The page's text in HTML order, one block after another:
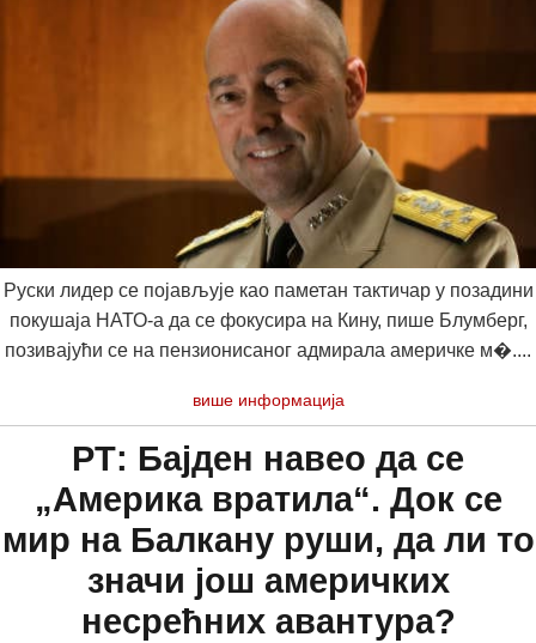
Руски лидер се појављује као паметан тактичар у позадини
покушаја НАТО-а да се фокусира на Кину, пише Блумберг,
позивајући се на пензионисаног адмирала америчке м�....
више информација
РТ: Бајден навео да се
„Америка вратила“. Док се
мир на Балкану руши, да ли то
значи још америчких
несрећних авантура?